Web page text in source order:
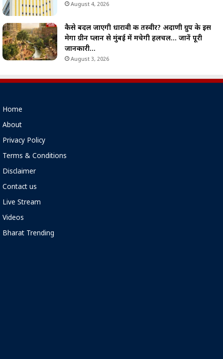
August 4, 2026
कैसे बदल जाएगी धारावी की तस्वीर? अदाणी ग्रुप के इस
मेगा ग्रीन प्लान से मुंबई में मचेगी हलचल… जानें पूरी
जानकारी…
August 3, 2026
Home
About
Privacy Policy
Terms & Conditions
Disclaimer
Contact us
Live Stream
Videos
Bharat Trending